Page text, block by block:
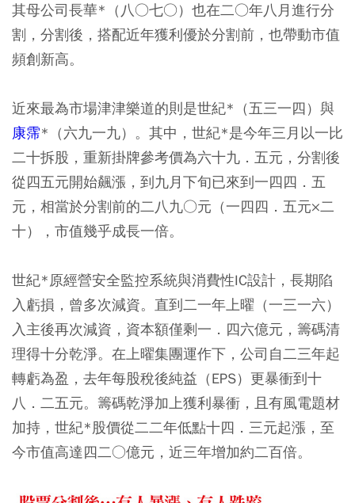
其母公司長華*（八○七○）也在二○年八月進行分
割，分割後，搭配近年獲利優於分割前，也帶動市值
頻創新高。
近來最為市場津津樂道的則是世紀*（五三一四）與
康霈*（六九一九）。其中，世紀*是今年三月以一比
二十拆股，重新掛牌參考價為六十九．五元，分割後
從四五元開始飆漲，到九月下旬已來到一四四．五
元，相當於分割前的二八九○元（一四四．五元×二
十），市值幾乎成長一倍。
世紀*原經營安全監控系統與消費性IC設計，長期陷
入虧損，曾多次減資。直到二一年上曜（一三一六）
入主後再次減資，資本額僅剩一．四六億元，籌碼清
理得十分乾淨。在上曜集團運作下，公司自二三年起
轉虧為盈，去年每股稅後純益（EPS）更暴衝到十
八．二五元。籌碼乾淨加上獲利暴衝，且有風電題材
加持，世紀*股價從二二年低點十四．三元起漲，至
今市值高達四二○億元，近三年增加約二百倍。